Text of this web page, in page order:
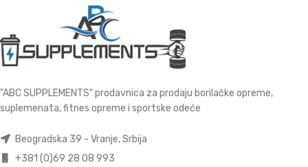
"ABC SUPPLEMENTS" prodavnica za prodaju borilačke opreme,
suplemenata, fitnes opreme i sportske odeće
Beogradska 39 - Vranje, Srbija
+381 (0)69 28 08 993